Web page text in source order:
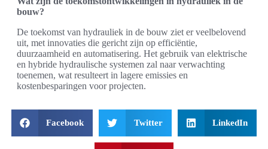
bouw?
De toekomst van hydrauliek in de bouw ziet er veelbelovend
uit, met innovaties die gericht zijn op efficiëntie,
duurzaamheid en automatisering. Het gebruik van elektrische
en hybride hydraulische systemen zal naar verwachting
toenemen, wat resulteert in lagere emissies en
kostenbesparingen voor projecten.
Facebook Twitter LinkedIn